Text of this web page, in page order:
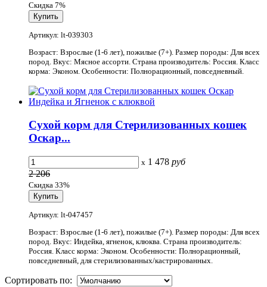
Скидка 7%
Артикул: lt-039303
Возраст: Взрослые (1-6 лет), пожилые (7+). Размер породы: Для всех
пород. Вкус: Мясное ассорти. Страна производитель: Россия. Класс
корма: Эконом. Особенности: Полнорационный, повседневный.
Сухой корм для Стерилизованных кошек
Оскар...
x 1 478 руб
2 206
Скидка 33%
Артикул: lt-047457
Возраст: Взрослые (1-6 лет), пожилые (7+). Размер породы: Для всех
пород. Вкус: Индейка, ягненок, клюква. Страна производитель:
Россия. Класс корма: Эконом. Особенности: Полнорационный,
повседневный, для стерилизованных/кастрированных.
Сортировать по: